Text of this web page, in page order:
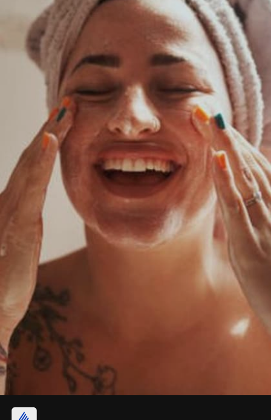
దద్దుర్లు వస్తాయి.
Image credits: Getty